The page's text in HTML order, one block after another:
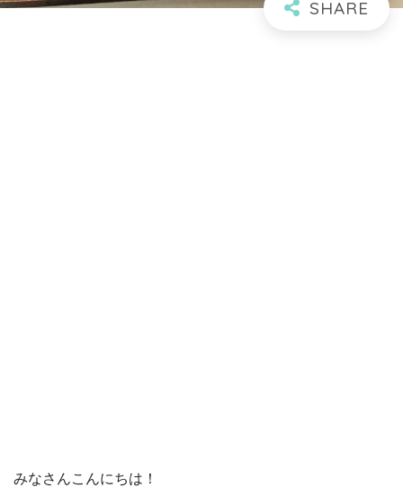
みなさんこんにちは！